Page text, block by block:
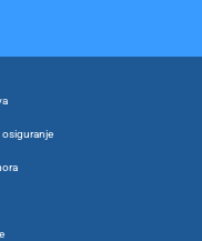
osiguranje